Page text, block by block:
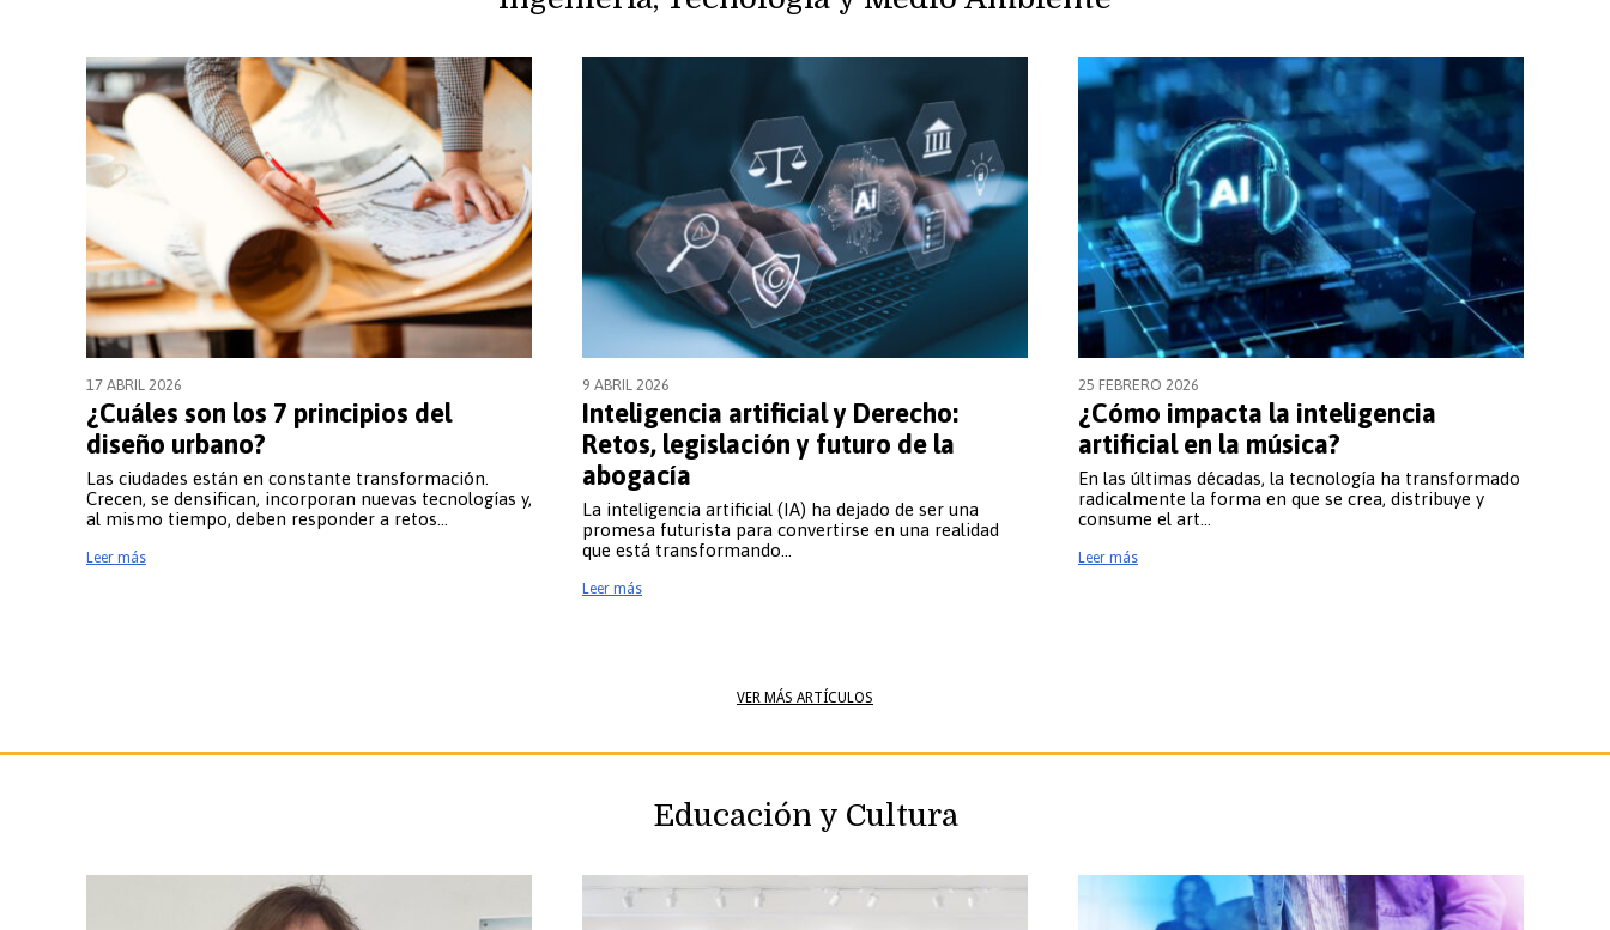
Hemocultivos: qué hacer y qué no hacer
María López
17 ABRIL 2026
¿Cuáles son los 7 principios del
diseño urbano?
Las ciudades están en constante transformación.
Crecen, se densifican, incorporan nuevas tecnologías y,
al mismo tiempo, deben responder a retos…
Leer más
9 ABRIL 2026
Inteligencia artificial y Derecho:
Retos, legislación y futuro de la
abogacía
La inteligencia artificial (IA) ha dejado de ser una
promesa futurista para convertirse en una realidad
que está transformando…
Leer más
25 FEBRERO 2026
¿Cómo impacta la inteligencia
artificial en la música?
En las últimas décadas, la tecnología ha transformado
radicalmente la forma en que se crea, distribuye y
consume el art…
Leer más
VER MÁS ARTÍCULOS
Educación y Cultura